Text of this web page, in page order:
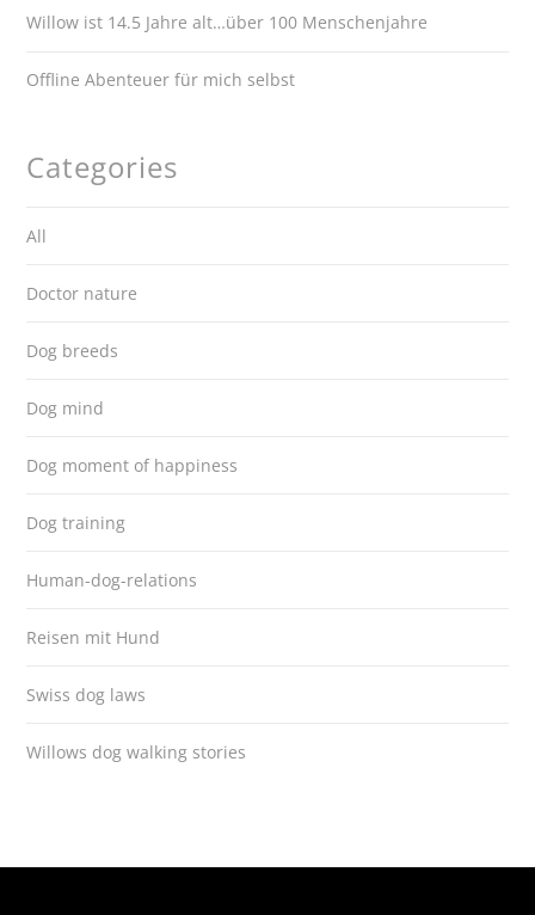
Willow ist 14.5 Jahre alt…über 100 Menschenjahre
Offline Abenteuer für mich selbst
Categories
All
Doctor nature
Dog breeds
Dog mind
Dog moment of happiness
Dog training
Human-dog-relations
Reisen mit Hund
Swiss dog laws
Willows dog walking stories